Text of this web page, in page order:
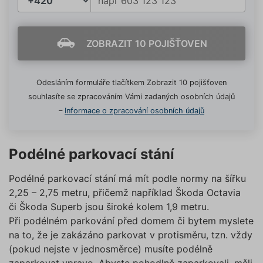
ZOBRAZIT 10 POJIŠŤOVEN
Odesláním formuláře tlačítkem Zobrazit 10 pojišťoven
souhlasíte se zpracováním Vámi zadaných osobních údajů
– Informace o zpracování osobních údajů
Podélné parkovací stání
Podélné parkovací stání má mít podle normy na šířku
2,25 – 2,75 metru, přičemž například Škoda Octavia
či Škoda Superb jsou široké kolem 1,9 metru.
Při podélném parkování před domem či bytem myslete
na to, že je zakázáno parkovat v protisměru, tzn. vždy
(pokud nejste v jednosměrce) musíte podélně
cookies“, a my budeme využívat
pouze tzv. nutné nebo funkční
cookies, jejichž použití je
nezbytné pro chod této webové
můžete kdykoliv upravit na
podstránce "Změnit nastavení
Cookies" v zápatí našich
internetových stránek. Další
Zásadách ochrany osobních
údajůaZásadách používání
souborů cookie
.“
Funkční soubory
Nezařazené soubory
Nezbytně nutné soubory cookies
web bez nich nemůže fungovat. Tyto cookies
Doména
affiliate
.povinne-
ruceni.com
1 den
testing
.povinne-
ruceni.com
1 den
Tento
cookie
utm_campaign
.povinne-
ruceni.com
1 den
Tento
cookie